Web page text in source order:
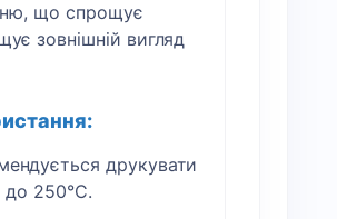
що спрощує
зовнішній вигляд
друкувати
до 250°C.